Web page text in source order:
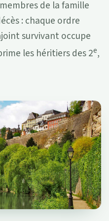
de la famille
: chaque ordre
survivant occupe
les héritiers des 2e,